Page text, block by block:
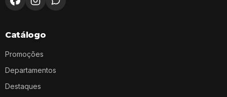
Catálogo
Promoções
Departamentos
Destaques